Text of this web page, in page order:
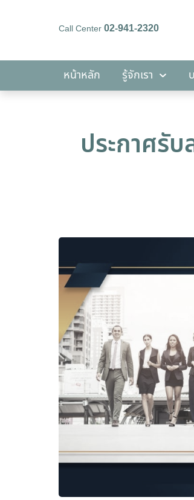
Call Center02-941-2320
หน้าหลัก รู้จักเรา
ประกาศรั